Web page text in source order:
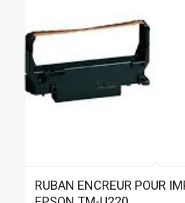
RUBAN ENCREUR POUR